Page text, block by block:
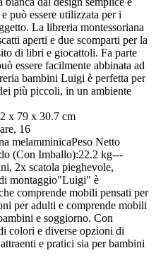
può essere utilizzata per i
La libreria montessoriana
aperti e due scomparti per la
di libri e giocattoli. Fa parte
essere facilmente abbinata ad
bambini Luigi è perfetta per
più piccoli, in un ambiente
x 79 x 30.7 cm
16
melamminicaPeso Netto
(Con Imballo):22.2 kg---
2x scatola pieghevole,
montaggio"Luigi" è
comprende mobili pensati per
per adulti e comprende mobili
e soggiorno. Con
colori e diverse opzioni di
e pratici sia per bambini